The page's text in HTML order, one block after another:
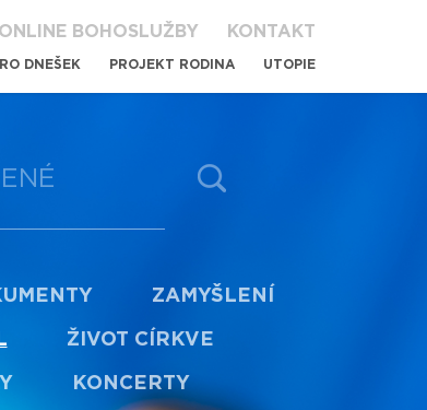
ONLINE BOHOSLUŽBY KONTAKT
DNEŠEK PROJEKT RODINA UTOPIE
ZAMYŠLENÍ
ŽIVOT CÍRKVE
KONCERTY